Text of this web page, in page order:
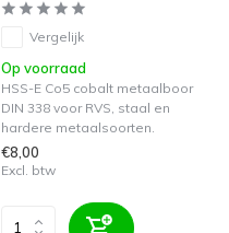
Vergelijk
Op voorraad
HSS-E Co5 cobalt metaalboor
DIN 338 voor RVS, staal en
hardere metaalsoorten.
€8,00
Excl. btw